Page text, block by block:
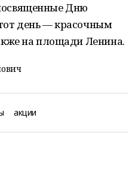
Дню
день — красочным
на площади Ленина.
акции